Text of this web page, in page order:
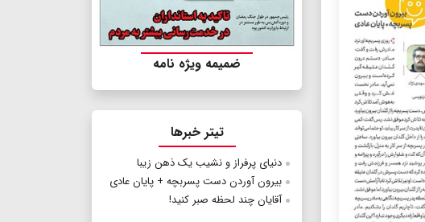
ضمیمه ویژه نامه
تیتر خبرها
دنیای پرفراز و نشیب یک ذهن زیبا
بیرون آوردن دست پسربچه + پایان عادی
آقایان چند لحظه صبر کنید!